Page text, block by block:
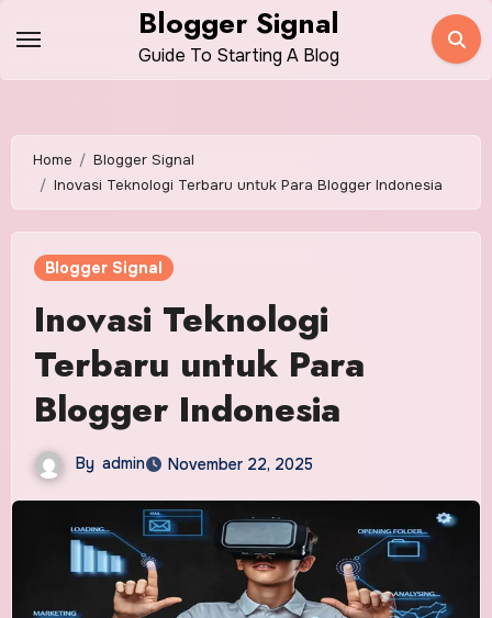
content
Blogger Signal
Guide To Starting A Blog
Home
Blogger Signal
Inovasi Teknologi Terbaru untuk Para Blogger Indonesia
Blogger Signal
Inovasi Teknologi
Terbaru untuk Para
Blogger Indonesia
By admin November 22, 2025